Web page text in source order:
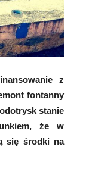
z
fontanny
stanie
że w
się środki na